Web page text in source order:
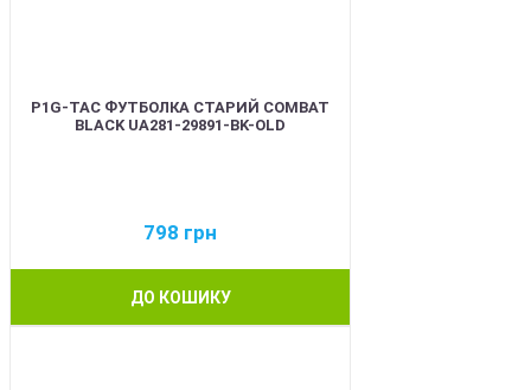
P1G-TAC ФУТБОЛКА СТАРИЙ COMBAT
BLACK UA281-29891-BK-OLD
798 грн
ДО КОШИКУ